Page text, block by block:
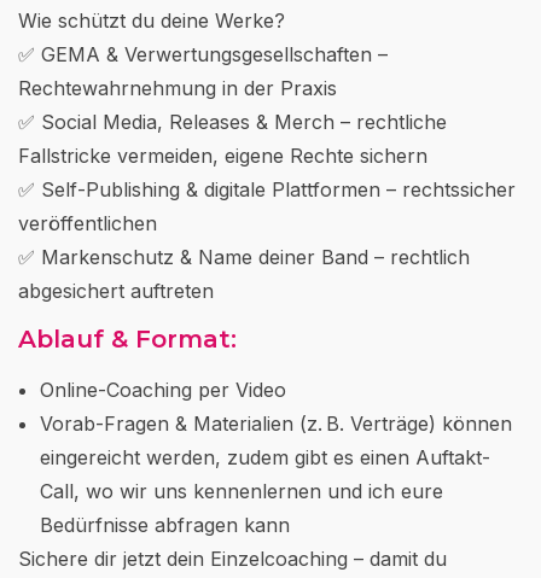
Wie schützt du deine Werke?
✅ GEMA & Verwertungsgesellschaften –
Rechtewahrnehmung in der Praxis
✅ Social Media, Releases & Merch – rechtliche
Fallstricke vermeiden, eigene Rechte sichern
✅ Self-Publishing & digitale Plattformen – rechtssicher
veröffentlichen
✅ Markenschutz & Name deiner Band – rechtlich
abgesichert auftreten
Ablauf & Format:
Online-Coaching per Video
Vorab-Fragen & Materialien (z. B. Verträge) können
eingereicht werden, zudem gibt es einen Auftakt-
Call, wo wir uns kennenlernen und ich eure
Bedürfnisse abfragen kann
Sichere dir jetzt dein Einzelcoaching – damit du